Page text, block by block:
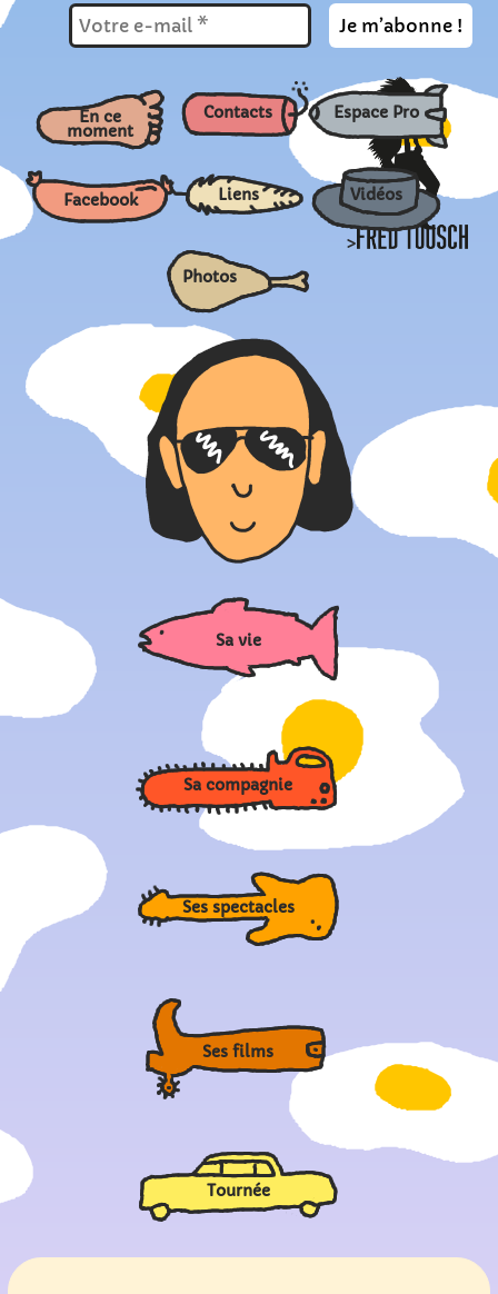
>
En ce
moment
Contacts Espace Pro
Facebook Liens Vidéos
Photos
Sa vie
Sa compagnie
Ses spectacles
Ses films
Tournée